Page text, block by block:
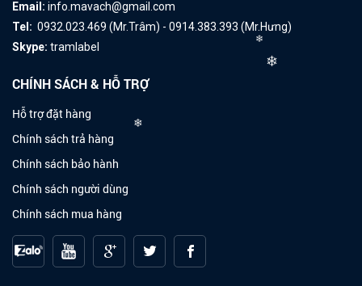
Email: info.mavach@gmail.com
Tel: 0932.023.469 (Mr.Trâm) - 0914.383.393 (Mr.Hưng)
Skype: tramlabel
CHÍNH SÁCH & HỖ TRỢ
Hỗ trợ đặt hàng
Chính sách trả hàng
Chính sách bảo hành
Chính sách người dùng
Chính sách mua hàng